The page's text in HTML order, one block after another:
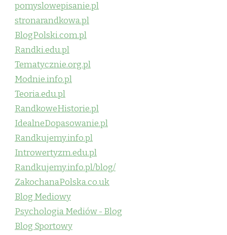
pomyslowepisanie.pl
stronarandkowa.pl
BlogPolski.com.pl
Randki.edu.pl
Tematycznie.org.pl
Modnie.info.pl
Teoria.edu.pl
RandkoweHistorie.pl
IdealneDopasowanie.pl
Randkujemy.info.pl
Introwertyzm.edu.pl
Randkujemy.info.pl/blog/
ZakochanaPolska.co.uk
Blog Mediowy
Psychologia Mediów - Blog
Blog Sportowy